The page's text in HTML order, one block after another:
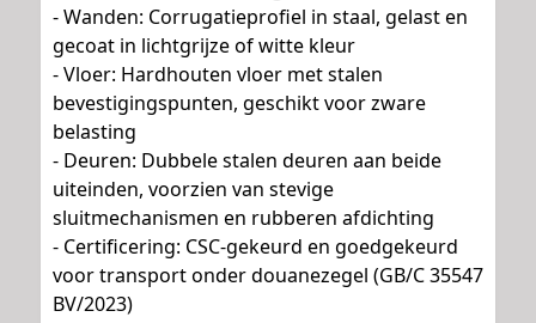
- Wanden: Corrugatieprofiel in staal, gelast en
gecoat in lichtgrijze of witte kleur
- Vloer: Hardhouten vloer met stalen
bevestigingspunten, geschikt voor zware
belasting
- Deuren: Dubbele stalen deuren aan beide
uiteinden, voorzien van stevige
sluitmechanismen en rubberen afdichting
- Certificering: CSC-gekeurd en goedgekeurd
voor transport onder douanezegel (GB/C 35547
BV/2023)